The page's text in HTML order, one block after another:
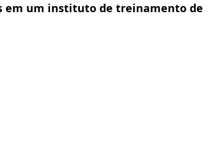
em um instituto de treinamento de